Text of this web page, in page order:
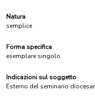
Natura
semplice
Forma specifica
esemplare singolo
Indicazioni sul soggetto
Esterno del seminario